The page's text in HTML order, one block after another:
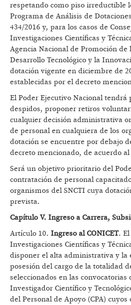
respetando como piso irreductible
Programa de Análisis de
434/2016 y, para los casos de
Investigaciones Científicas y
Agencia Nacional de Promoción
Desarrollo Tecnológico y la
dotación vigente en diciembre de
establecidas por el decreto
El Poder Ejecutivo Nacional
despidos, proponer retiros
cualquier decisión administrativa
de personal en cualquiera de los
dotación se encuentre por debajo
decreto mencionado, de acuerdo
Será un objetivo prioritario del
contratación de personal
organismos del SNCTI cuya
prevista.
Capítulo V. Ingreso a Carrera,
Artículo 10. Ingreso al CONICET. El
Investigaciones Científicas y
disponer el alta administrativa y la
posesión del cargo de la totalidad
seleccionados en las convocatorias
Investigador Científico y
del Personal de Apoyo (CPA)